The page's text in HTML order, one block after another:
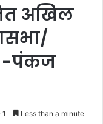
अखिल
-पंकज
1 Less than a minute